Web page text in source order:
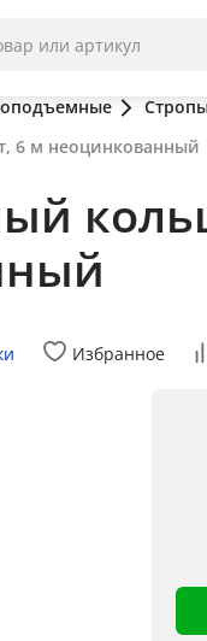
6 м неоцинкованный
Избранное